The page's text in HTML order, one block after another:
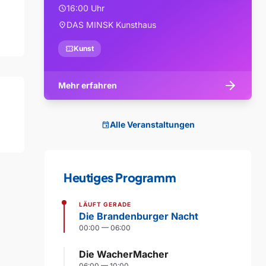
schedule16:00 Uhr
location_onDAS MINSK Kunsthaus
confirmation_numberKunst
Mehr erfahren arrow_forward
eventAlle Veranstaltungen
Heutiges Programm
LÄUFT GERADE
Die Brandenburger Nacht
00:00 — 06:00
Die WacherMacher